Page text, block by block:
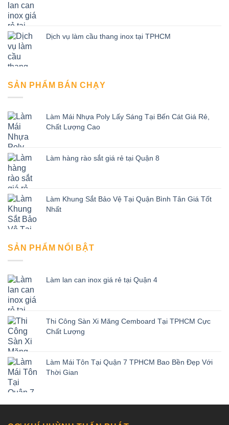
Dịch vụ làm cầu thang inox tại TPHCM
SẢN PHẨM BÁN CHẠY
Làm Mái Nhựa Poly Lấy Sáng Tại Bến Cát Giá Rẻ,
Chất Lượng Cao
Làm hàng rào sắt giá rẻ tại Quận 8
Làm Khung Sắt Bảo Vệ Tại Quận Bình Tân Giá Tốt
Nhất
SẢN PHẨM NỔI BẬT
Làm lan can inox giá rẻ tại Quận 4
Thi Công Sàn Xi Măng Cemboard Tại TPHCM Cực
Chất Lượng
Làm Mái Tôn Tại Quận 7 TPHCM Bao Bền Đẹp Với
Thời Gian